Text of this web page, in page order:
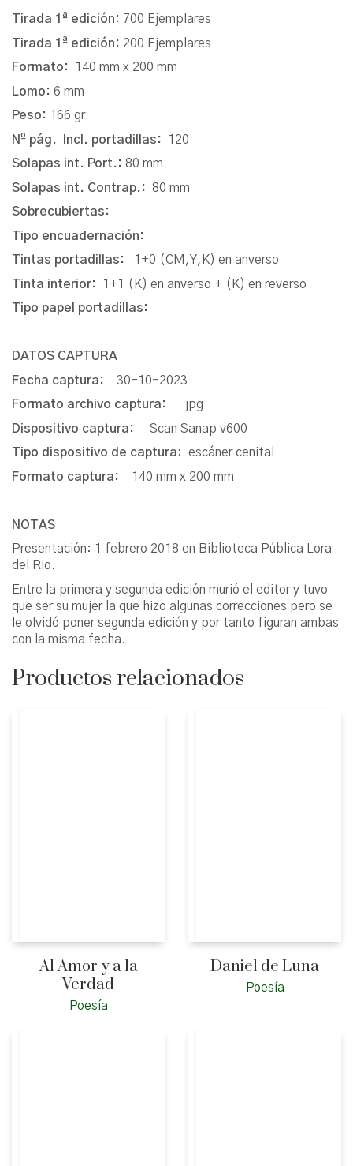
Tirada 1ª edición: 700 Ejemplares
Tirada 1ª edición: 200 Ejemplares
Formato:
140 mm x 200 mm
Lomo: 6 mm
Peso: 166 gr
Nº pág. Incl. portadillas:
120
Solapas int. Port.: 80 mm
Solapas int. Contrap.: 80 mm
Sobrecubiertas:
Tipo encuadernación:
Tintas portadillas: 1+0 (CM,Y,K) en anverso
Tinta interior:
1+1 (K) en anverso + (K) en reverso
Tipo papel portadillas:
DATOS CAPTURA
Fecha captura: 30-10-2023
Formato archivo captura: jpg
Dispositivo captura: Scan Sanap v600
Tipo dispositivo de captura: escáner cenital
Formato captura:
140 mm x 200 mm
NOTAS
Presentación: 1 febrero 2018 en Biblioteca Pública Lora
del Rio.
Entre la primera y segunda edición murió el editor y tuvo
que ser su mujer la que hizo algunas correcciones pero se
le olvidó poner segunda edición y por tanto figuran ambas
con la misma fecha.
Productos relacionados
Al Amor y a la
Verdad
Poesía
Daniel de Luna
Poesía